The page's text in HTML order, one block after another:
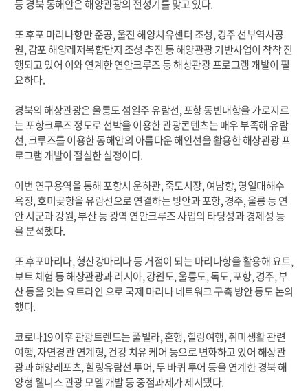
등 경북 동해안은 해양관광의 전성기를 맞고 있다.
또 후포 마리나항만 준공, 울진 해양치유센터 조성, 경주 선부역사공
원, 감포 해양레저복합단지 조성 추진 등 해양관광 기반사업이 착착 진
행되고 있어 이와 연계한 연안크루즈 등 해상관광 프로그램 개발이 필
요하다.
경북의 해상관광은 울릉도 섬일주 유람선, 포항 동빈내항을 가로지르
는 포항크루즈 정도로 선박을 이용한 관광콘텐츠는 매우 부족해 유람
선, 크루즈를 이용한 동해안의 아름다운 해안선을 활용한 해상관광 프
로그램 개발이 절실한 실정이다.
이번 연구용역을 통해 포항시 운하관, 죽도시장, 여남항, 영일대해수
욕장, 호미곶항을 유람선으로 연결하는 방안과 포항, 경주, 울릉 등 연
안 시군과 강원, 부산 등 광역 연안크루즈 사업의 타당성과 경제성 등
을 분석했다.
또 후포마리나, 형산강마리나 등 거점이 되는 마리나항을 활용해 요트,
보트 체험 등 해상관광과 러시아, 강원도, 울릉도, 독도, 포항, 경주, 부
산 등을 잇는 요트라인 으로 국제 마리나 네트워크 구축 방안 등도 논의
했다.
코로나19 이후 관광트렌드는 풀빌라, 혼행, 힐링여행, 취미생활 관련
여행, 자연경관 연계형, 건강 치유 케어 등으로 변화하고 있어 해상관
광과 해양레포츠, 힐링유람선 투어, 두 바퀴 투어 등을 연계한 경북 해
양형 웰니스 관광 모델 개발 등 중점과제가 제시됐다.